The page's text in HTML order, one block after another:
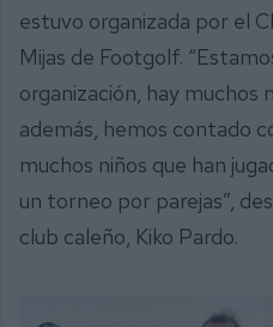
estuvo organizada por el
Mijas de Footgolf.
organización, hay
además, hemos contado
muchos niños que han
un torneo por parejas”,
club caleño, Kiko Pardo.